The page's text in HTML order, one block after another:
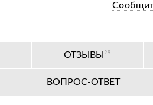
ОТЗЫВЫ29
ВОПРОС-ОТВЕТ